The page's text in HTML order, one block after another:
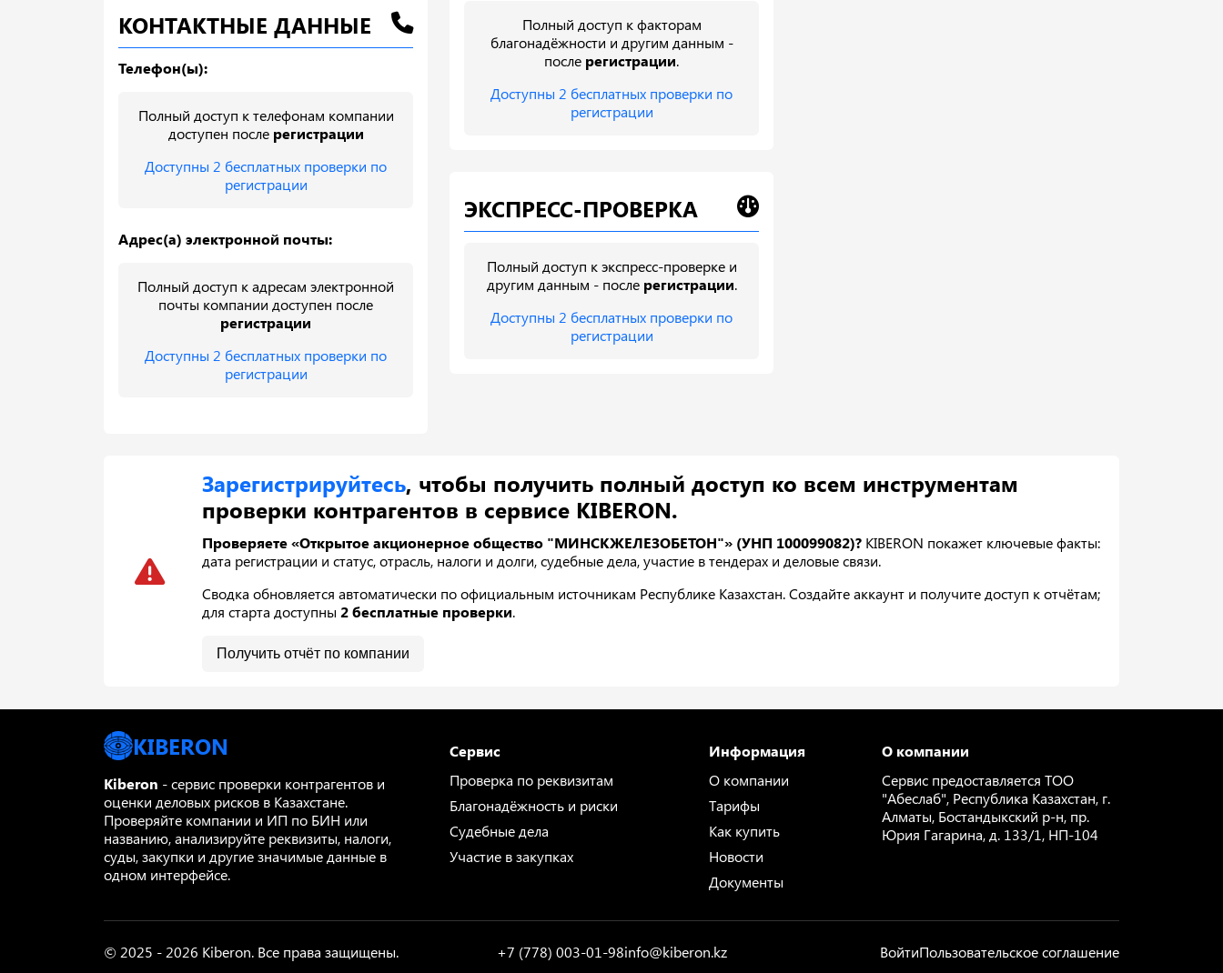
КОНТАКТНЫЕ ДАННЫЕ
Телефон(ы):
Полный доступ к телефонам компании
доступен после регистрации
Доступны 2 бесплатных проверки по
регистрации
Адрес(а) электронной почты:
Полный доступ к адресам электронной
почты компании доступен после
регистрации
Доступны 2 бесплатных проверки по
регистрации
Полный доступ к факторам
благонадёжности и другим данным -
после регистрации.
Доступны 2 бесплатных проверки по
регистрации
ЭКСПРЕСС-ПРОВЕРКА
Полный доступ к экспресс-проверке и
другим данным - после регистрации.
Доступны 2 бесплатных проверки по
регистрации
Зарегистрируйтесь, чтобы получить полный доступ ко всем инструментам
проверки контрагентов в сервисе KIBERON.
Проверяете «Открытое акционерное общество "МИНСКЖЕЛЕЗОБЕТОН"» (УНП 100099082)? KIBERON покажет ключевые факты:
дата регистрации и статус, отрасль, налоги и долги, судебные дела, участие в тендерах и деловые связи.
Сводка обновляется автоматически по официальным источникам Республике Казахстан. Создайте аккаунт и получите доступ к отчётам;
для старта доступны2 бесплатные проверки.
Получить отчёт по компании
KIBERON
Kiberon - сервис проверки контрагентов и
оценки деловых рисков в Казахстане.
Проверяйте компании и ИП по БИН или
названию, анализируйте реквизиты, налоги,
суды, закупки и другие значимые данные в
одном интерфейсе.
Сервис
Проверка по реквизитам
Благонадёжность и риски
Судебные дела
Участие в закупках
Информация
О компании
Тарифы
Как купить
Новости
Документы
О компании
Сервис предоставляется ТОО
"Абеслаб", Республика Казахстан, г.
Алматы, Бостандыкский р-н, пр.
Юрия Гагарина, д. 133/1, НП-104
© 2025 - 2026 Kiberon. Все права защищены. +7 (778) 003-01-98info@kiberon.kz ВойтиПользовательское соглашение